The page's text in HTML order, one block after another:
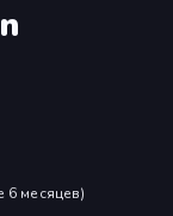
6 месяцев)